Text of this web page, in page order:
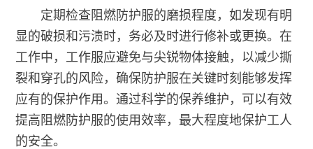
定期检查阻燃防护服的磨损程度，如发现有明
显的破损和污渍时，务必及时进行修补或更换。在
工作中，工作服应避免与尖锐物体接触，以减少撕
裂和穿孔的风险，确保防护服在关键时刻能够发挥
应有的保护作用。通过科学的保养维护，可以有效
提高阻燃防护服的使用效率，最大程度地保护工人
的安全。